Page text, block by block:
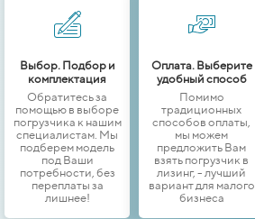
Выбор. Подбор и
комплектация
Обратитесь за
помощью в выборе
погрузчика к нашим
специалистам. Мы
подберем модель
под Ваши
потребности, без
переплаты за
лишнее!
Оплата. Выберите
удобный способ
Помимо
традиционных
способов оплаты,
мы можем
предложить Вам
взять погрузчик в
лизинг, - лучший
вариант для малого
бизнеса